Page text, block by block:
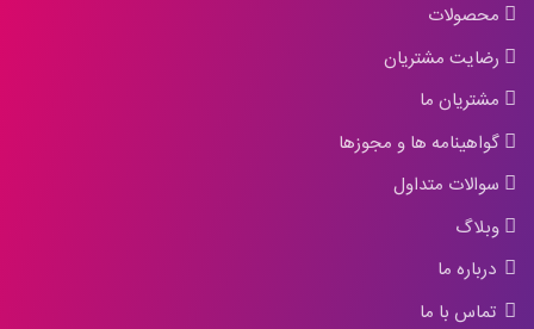
محصولات
رضایت مشتریان
مشتریان ما
گواهینامه ها و مجوزها
سوالات متداول
وبلاگ
درباره ما
تماس با ما